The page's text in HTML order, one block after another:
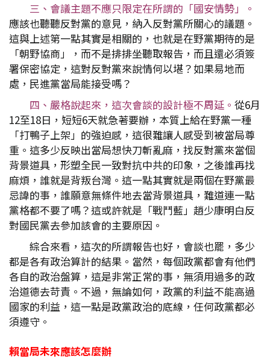
三、會議主題不應只限定在所謂的「國安情勢」。
應該也聽聽反對黨的意見，納入反對黨所關心的議題。
這與上述第一點其實是相關的，也就是在野黨期待的是
「朝野協商」，而不是排排坐聽取報告，而且還必須簽
署保密協定，這對反對黨來說情何以堪？如果易地而
處，民進黨當局能接受嗎？
四、嚴格說起來，這次會談的設計極不周延。 從6月
12至18日，短短6天就急著要辦，本質上給在野黨一種
「打鴨子上架」的強迫感，這很難讓人感受到被當局尊
重。這多少反映出當局想快刀斬亂麻，找反對黨來當個
背景道具，形塑全民一致對抗中共的印象，之後誰再找
麻煩，誰就是背叛台灣。這一點其實就是兩個在野黨最
忌諱的事，誰願意無條件地去當背景道具，難道連一點
黨格都不要了嗎？這或許就是「戰鬥藍」趙少康明白反
對國民黨去參加該會的主要原因。
綜合來看，這次的所謂報告也好，會談也罷，多少
都是各有政治算計的結果。當然，每個政黨都會有他們
各自的政治盤算，這是非常正常的事，無須用過多的政
治道德去苛責。不過，無論如何，政黨的利益不能高過
國家的利益，這一點是政黨政治的底線，任何政黨都必
須遵守。
賴當局未來應該怎麼辦